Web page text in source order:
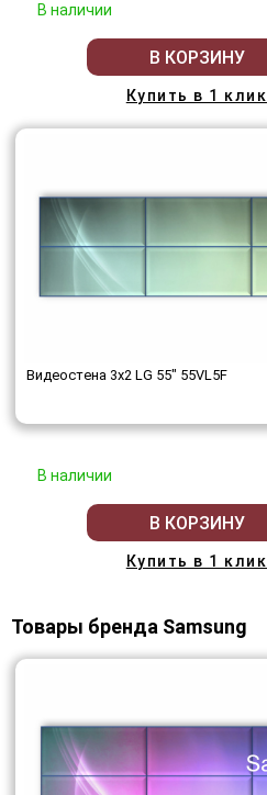
В наличии
В КОРЗИНУ
Купить в 1 клик
Видеостена 3x2 LG 55" 55VL5F
В наличии
В КОРЗИНУ
Купить в 1 клик
Товары бренда Samsung